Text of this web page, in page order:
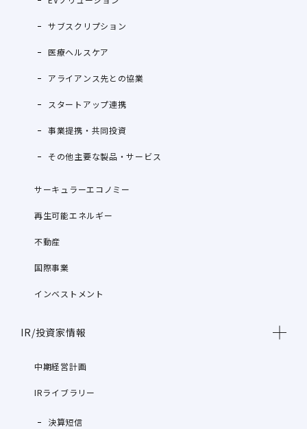
サブスクリプション
医療ヘルスケア
アライアンス先との協業
スタートアップ連携
事業提携・共同投資
その他主要な製品・サービス
サーキュラーエコノミー
再生可能エネルギー
不動産
国際事業
インベストメント
IR/投資家情報
中期経営計画
IRライブラリー
決算短信